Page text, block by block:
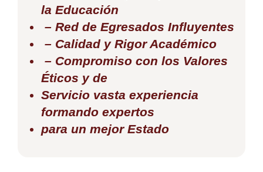
la Educación
– Red de Egresados Influyentes
– Calidad y Rigor Académico
– Compromiso con los Valores
Éticos y de
Servicio vasta experiencia
formando expertos
para un mejor Estado